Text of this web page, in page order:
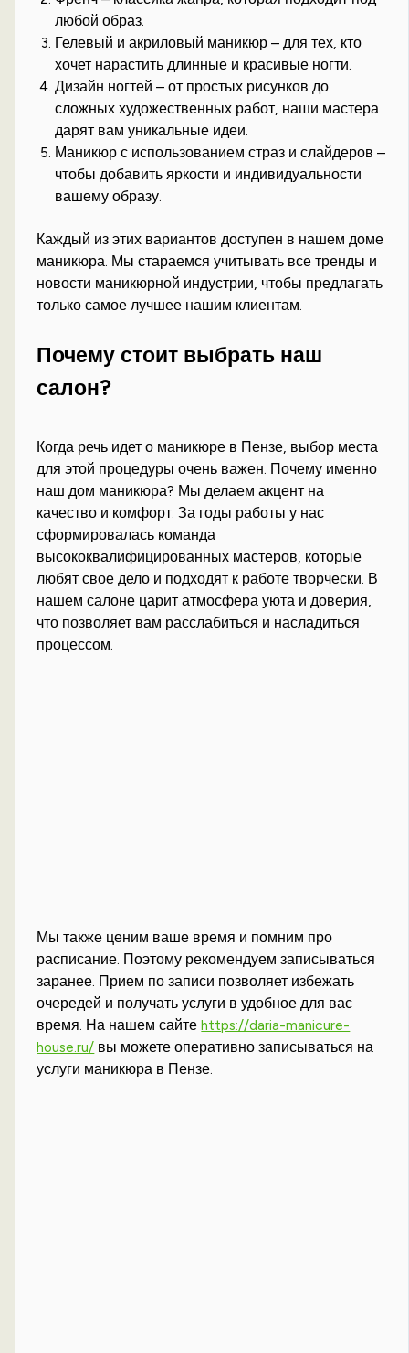
любой образ.
Гелевый и акриловый маникюр – для тех, кто
хочет нарастить длинные и красивые ногти.
Дизайн ногтей – от простых рисунков до
сложных художественных работ, наши мастера
дарят вам уникальные идеи.
Маникюр с использованием страз и слайдеров –
чтобы добавить яркости и индивидуальности
вашему образу.
Каждый из этих вариантов доступен в нашем доме
маникюра. Мы стараемся учитывать все тренды и
новости маникюрной индустрии, чтобы предлагать
только самое лучшее нашим клиентам.
Почему стоит выбрать наш
салон?
Когда речь идет о маникюре в Пензе, выбор места
для этой процедуры очень важен. Почему именно
наш дом маникюра? Мы делаем акцент на
качество и комфорт. За годы работы у нас
сформировалась команда
высококвалифицированных мастеров, которые
любят свое дело и подходят к работе творчески. В
нашем салоне царит атмосфера уюта и доверия,
что позволяет вам расслабиться и насладиться
процессом.
Мы также ценим ваше время и помним про
расписание. Поэтому рекомендуем записываться
заранее. Прием по записи позволяет избежать
очередей и получать услуги в удобное для вас
время. На нашем сайтеhttps://daria-manicure-
house.ru/ вы можете оперативно записываться на
услуги маникюра в Пензе.